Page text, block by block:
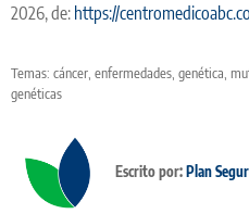
2026, de: https://
Temas: cáncer enfermedades genética
genéticas
Escrito por: Plan